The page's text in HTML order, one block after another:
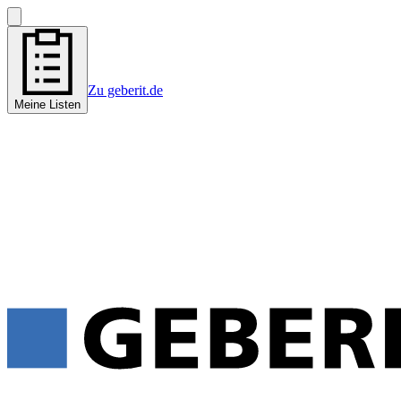
Meine Listen
Zu geberit.de